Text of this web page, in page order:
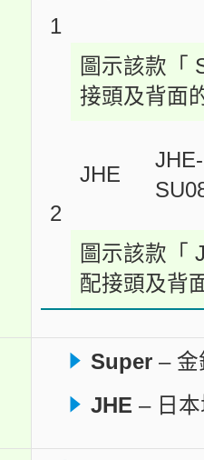
1
圖示該款「
接頭及背面
2
JHE
JHE-
圖示該款「
配接頭及背
Super – 金
JHE – 日